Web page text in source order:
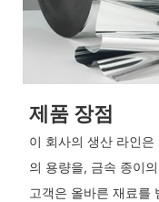
제품 장점
이 회사의 생산 라인
의 용량을, 금속 종이
고객은 올바른 재료를